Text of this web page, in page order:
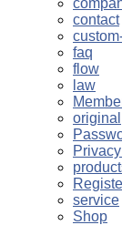
contact
faq
flow
law
original
service
Shop